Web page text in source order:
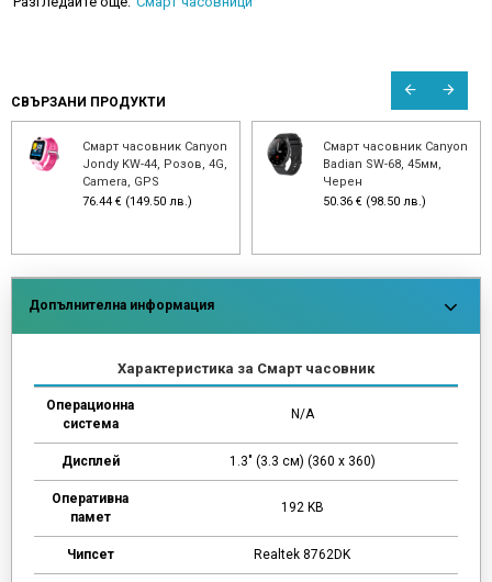
СВЪРЗАНИ ПРОДУКТИ
Смарт часовник Canyon
Jondy KW-44, Розов, 4G,
Camera, GPS
76.44 € (149.50 лв.)
Смарт часовник Canyon
Badian SW-68, 45мм,
Черен
50.36 € (98.50 лв.)
Допълнителна информация
Характеристика за Смарт часовник
Операционна
система
N/A
Дисплей 1.3" (3.3 см) (360 х 360)
Оперативна
памет
192 KB
Чипсет Realtek 8762DK